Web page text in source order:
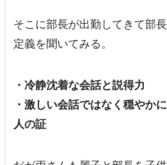
そこに部長が出勤してきて部
定義を聞いてみる。
・冷静沈着な会話と説得力
・激しい会話ではなく穏やか
人の証